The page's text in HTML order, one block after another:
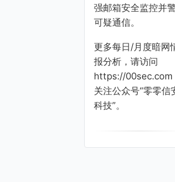
强邮箱安全监控并
可疑通信。
更多每日/月度暗网
报分析，请访问
https://00sec.com
关注公众号“零零信
科技”。